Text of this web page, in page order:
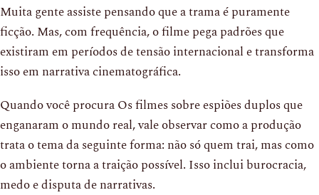
Muita gente assiste pensando que a trama é puramente
ficção. Mas, com frequência, o filme pega padrões que
existiram em períodos de tensão internacional e transforma
isso em narrativa cinematográfica.
Quando você procura Os filmes sobre espiões duplos que
enganaram o mundo real, vale observar como a produção
trata o tema da seguinte forma: não só quem trai, mas como
o ambiente torna a traição possível. Isso inclui burocracia,
medo e disputa de narrativas.